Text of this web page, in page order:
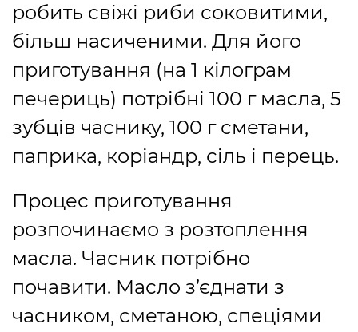
робить свіжі риби соковитими,
більш насиченими. Для його
приготування (на 1 кілограм
печериць) потрібні 100 г масла, 5
зубців часнику, 100 г сметани,
паприка, коріандр, сіль і перець.
Процес приготування
розпочинаємо з розтоплення
масла. Часник потрібно
почавити. Масло з’єднати з
часником, сметаною, спеціями